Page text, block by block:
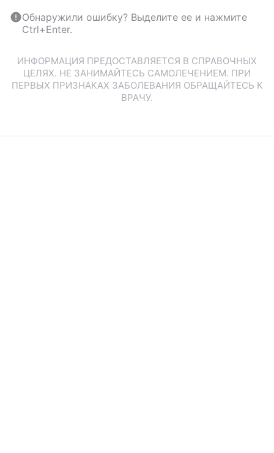
Обнаружили ошибку? Выделите ее и нажмите
Ctrl+Enter.
ИНФОРМАЦИЯ ПРЕДОСТАВЛЯЕТСЯ В СПРАВОЧНЫХ
ЦЕЛЯХ. НЕ ЗАНИМАЙТЕСЬ САМОЛЕЧЕНИЕМ. ПРИ
ПЕРВЫХ ПРИЗНАКАХ ЗАБОЛЕВАНИЯ ОБРАЩАЙТЕСЬ К
ВРАЧУ.